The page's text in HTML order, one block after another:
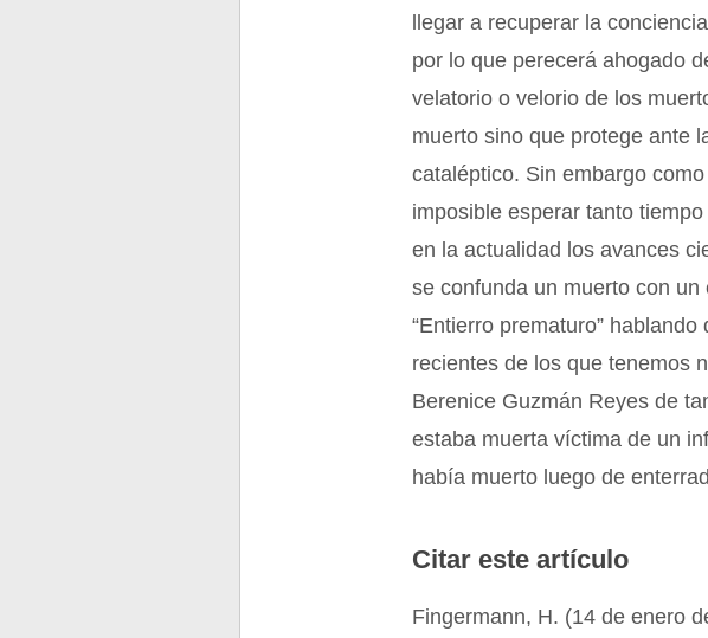
llegar a recuperar la
por lo que perecerá ahogado
velatorio o velorio de los
muerto sino que protege ante
cataléptico. Sin embargo
imposible esperar tanto
en la actualidad los avances
se confunda un muerto con
“Entierro prematuro”
recientes de los que tenemos
Berenice Guzmán Reyes de
estaba muerta víctima de un
había muerto luego de
Citar este artículo
Fingermann, H. (14 de enero